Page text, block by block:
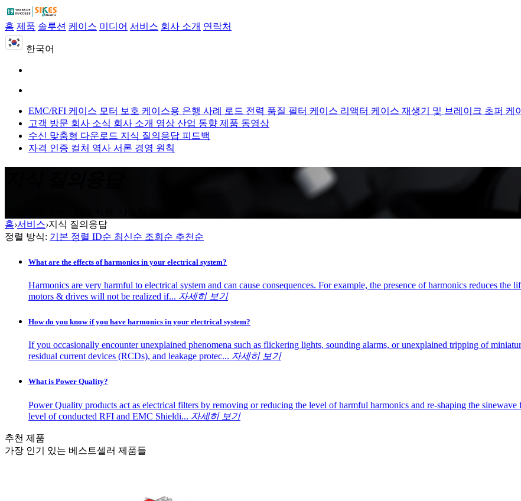
홈 제품 솔루션 케이스 미디어 서비스 회사 소개 연락처
한국어
EMC/RFI 케이스 모터 보호 케이스용 은행 사례 로드 전력 품질 필터 케이스 리액터 케이스 재생기 및 브레이크 초퍼 케
고객 방문 회사 소식 회사 소개 영상 산업 동향 제품 동영상
수신 맞춤형 다운로드 지식 질의응답 피드백
자격 인증 컬처 역사 서론 경영 원칙
홈›서비스›지식 질의응답
정렬 방식: 기본 정렬 ID순 최신순 조회순 추천순
What are the effects of harmonics in your electrical system?
Harmonics are very harmful to electrical system and can cause consequences. For example, the presence of harmonics reduces
motors & drives will not be realized if... 자세히 보기
How do you know if you have harmonics in your electrical system?
If you occasionally encounter unexplained phenomena such as flickering lights, sounding alarms, or unexplained tripping of
residual current devices (RCDs), and leakage protec... 자세히 보기
What is Power Quality?
Power Quality products act as electrical filters by removing or reducing the level of harmful harmonics and re-shaping the
level of conducted RFI and EMC Shieldi... 자세히 보기
추천 제품
가장 인기 있는 베스트셀러 제품들